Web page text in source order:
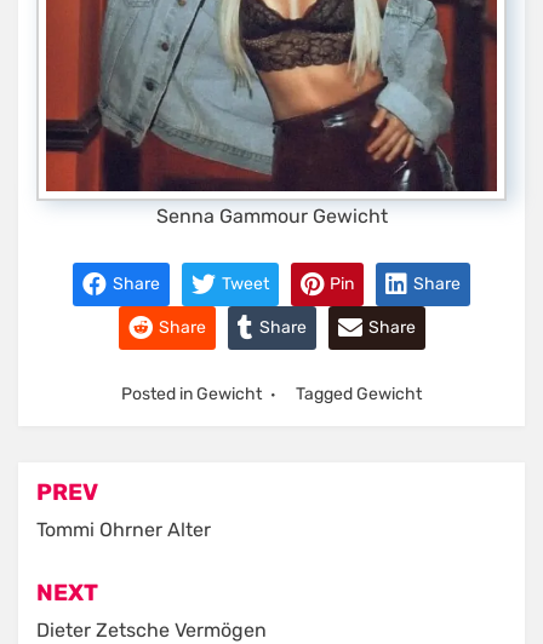
Senna Gammour Gewicht
Share Tweet Pin Share
Share Share Share
Posted inGewicht TaggedGewicht
Post
navigation
PREV
Tommi Ohrner Alter
NEXT
Dieter Zetsche Vermögen